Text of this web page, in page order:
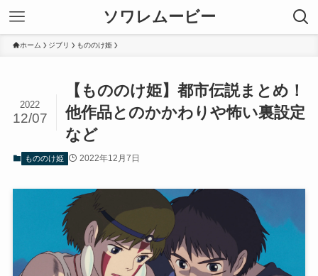
ソワレムービー
ホーム ジブリ もののけ姫
【もののけ姫】都市伝説まとめ！
他作品とのかかわりや怖い裏設定
など
2022
12/07
もののけ姫 2022年12月7日